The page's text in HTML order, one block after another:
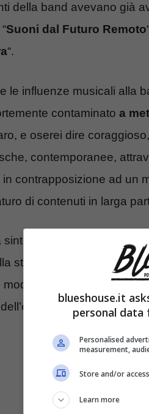
della band avevano già
Suoni dal Futuro Remoto
“.
le influenze musicali alla
contaminato a
e oserei dire
contemporanee,
in contrapposizione ad un
di contenuti in larga
nel testo declamato
struttura quadripartita,
dal ricorso a
il tutto
blueshouse.it
personal data
Personalised
measurement,
Store and/or
Learn more